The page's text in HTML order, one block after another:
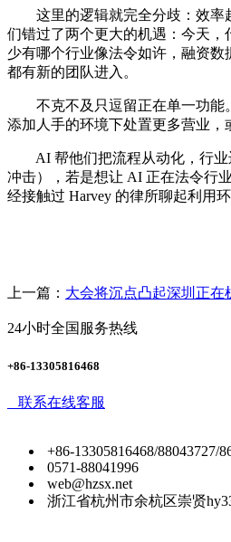
这里的逻辑就完全分歧：效率越
们错过了两个更大的机遇：今天
少有哪个行业像法令如许，融资数
都有新的团队进入。
不克不及只逗留正在单一功能。
添加人手的环境下处置更多营业，
AI 帮他们把流程从动化，行业
冲击），若是想让 AI 正在法令行
经接触过 Harvey 的律所聊起利用
上一篇： 大会将沉点凸起深圳正在
24小时全国服务热线
+86-13305816468
联系在线客服
+86-13305816468/88043727/
0571-88041996
web@hzsx.net
浙江省杭州市余杭区崇贤